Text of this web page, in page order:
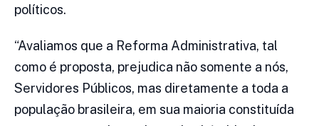
políticos.
“Avaliamos que a Reforma Administrativa, tal
como é proposta, prejudica não somente a nós,
Servidores Públicos, mas diretamente a toda a
população brasileira, em sua maioria constituída